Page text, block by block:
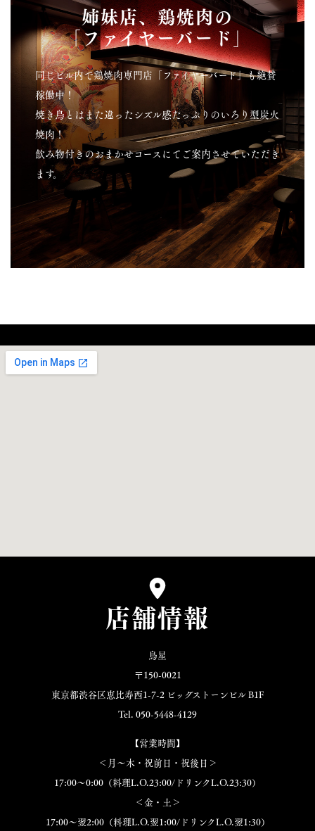
姉妹店、鶏焼肉の
「ファイヤーバード」
同じビル内で鶏焼肉専門店「ファイヤーバード」も絶賛
稼働中！
焼き鳥とはまた違ったシズル感たっぷりのいろり型炭火
焼肉！
飲み物付きのおまかせコースにてご案内させていただき
ます。
店舗情報
鳥星
〒150-0021
東京都渋谷区恵比寿西1-7-2 ビッグストーンビル B1F
Tel. 050-5448-4129
【営業時間】
＜月～木・祝前日・祝後日＞
17:00～0:00（料理L.O.23:00/ドリンクL.O.23:30）
＜金・土＞
17:00～翌2:00（料理L.O.翌1:00/ドリンクL.O.翌1:30）